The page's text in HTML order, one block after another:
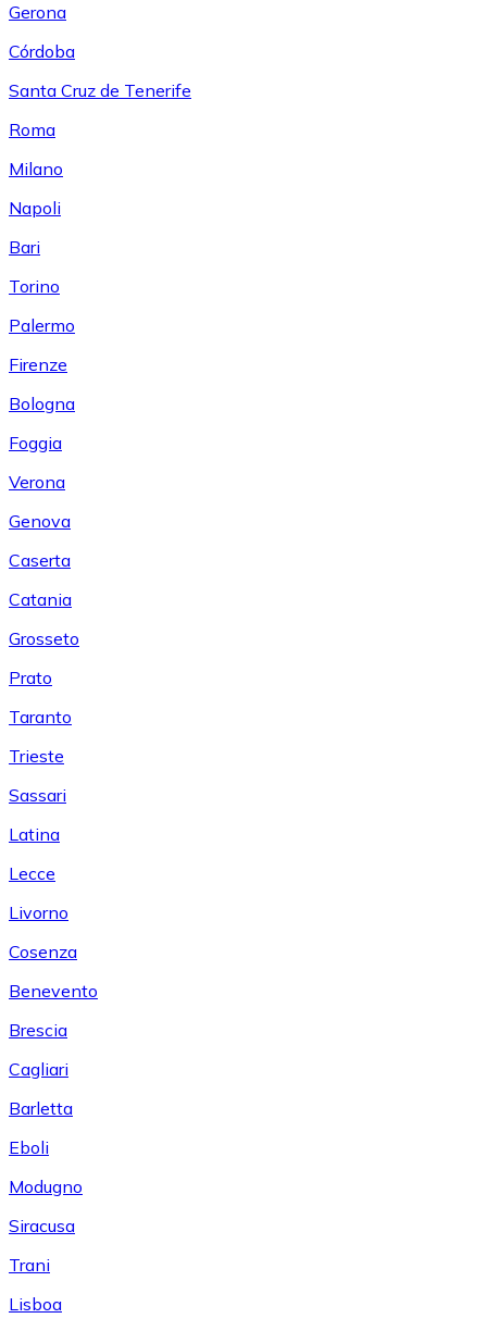
Gerona
Córdoba
Santa Cruz de Tenerife
Roma
Milano
Napoli
Bari
Torino
Palermo
Firenze
Bologna
Foggia
Verona
Genova
Caserta
Catania
Grosseto
Prato
Taranto
Trieste
Sassari
Latina
Lecce
Livorno
Cosenza
Benevento
Brescia
Cagliari
Barletta
Eboli
Modugno
Siracusa
Trani
Lisboa